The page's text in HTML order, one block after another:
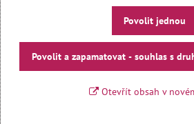
Povolit jednou
Povolit a zapamatovat - souhlas s
Otevřít obsah v